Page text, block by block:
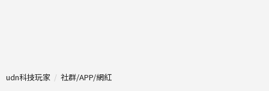
udn科技玩家 社群/APP/網紅